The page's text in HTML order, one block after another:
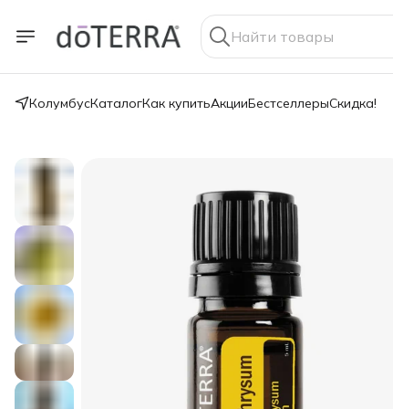
КолумбусКаталогКак купитьАкцииБестселлерыСкидка!